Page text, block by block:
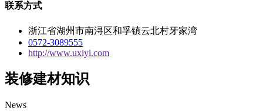
联系方式
浙江省湖州市南浔区和孚镇云北村牙家湾
0572-3089555
http://www.uxiyi.com
装修建材知识
News